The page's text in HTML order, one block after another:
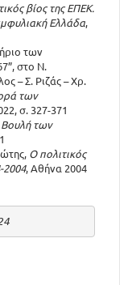
βίος της ΕΠΕΚ.
Ελλάδα,
των
στο Ν.
– Σ. Ριζάς – Χρ.
των
σ. 327-371
των
Ο πολιτικός
2004, Αθήνα 2004